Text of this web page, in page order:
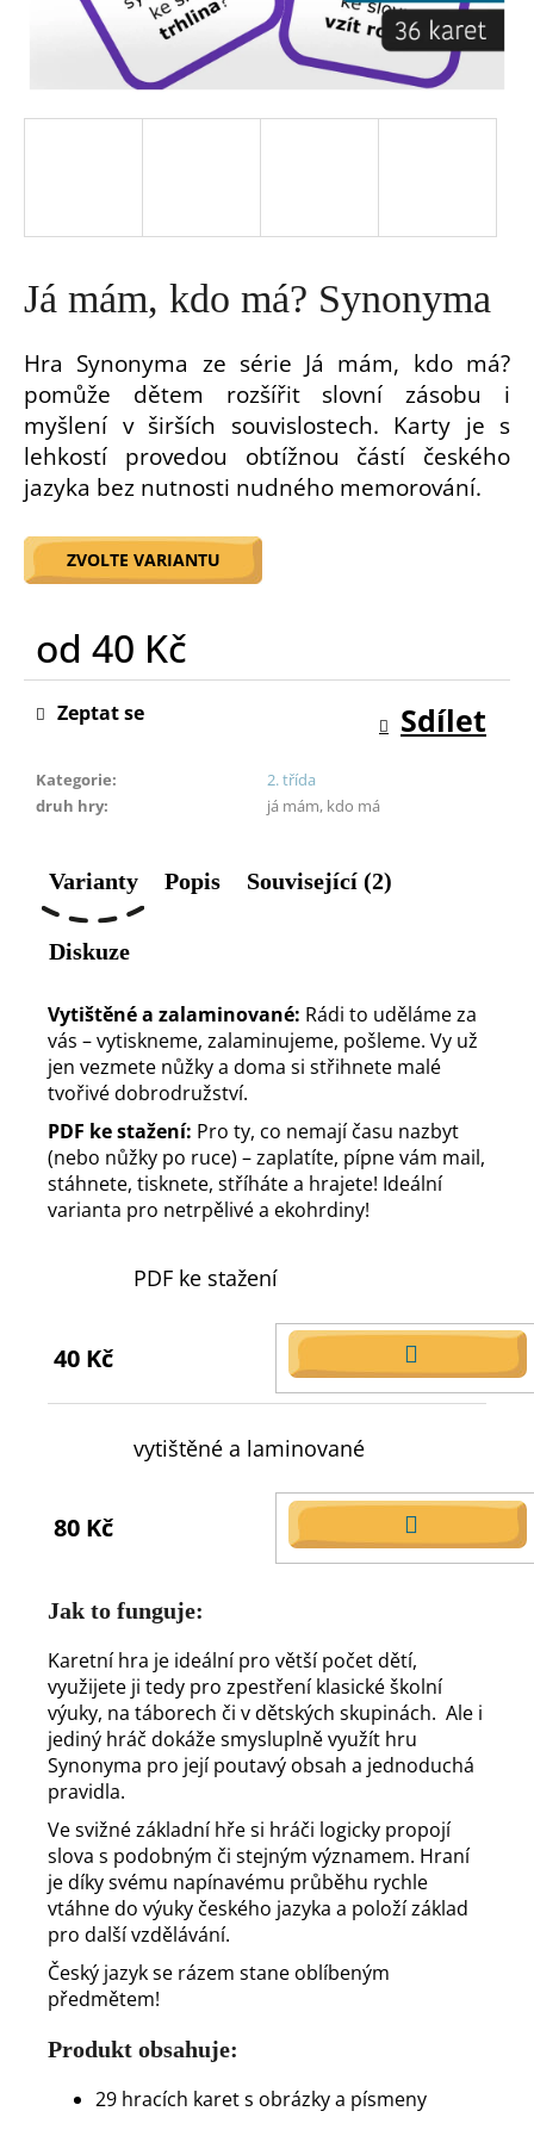
Já mám, kdo má? Synonyma
Hra Synonyma ze série Já mám, kdo má?
pomůže dětem rozšířit slovní zásobu i
myšlení v širších souvislostech. Karty je s
lehkostí provedou obtížnou částí českého
jazyka bez nutnosti nudného memorování.
ZVOLTE VARIANTU
od 40 Kč
Měrná
cena:
Kategorie:
2. třída
druh hry: já mám, kdo má
Zeptat se Sdílet
Varianty Popis Související (2)
Diskuze
Vytištěné a zalaminované: Rádi to uděláme za
vás – vytiskneme, zalaminujeme, pošleme. Vy už
jen vezmete nůžky a doma si střihnete malé
tvořivé dobrodružství.
PDF ke stažení: Pro ty, co nemají času nazbyt
(nebo nůžky po ruce) – zaplatíte, pípne vám mail,
stáhnete, tisknete, stříháte a hrajete! Ideální
varianta pro netrpělivé a ekohrdiny!
PDF ke stažení
40 Kč
DO
KOŠÍKU
vytištěné a laminované
80 Kč
DO
KOŠÍKU
Jak to funguje:
Karetní hra je ideální pro větší počet dětí,
využijete ji tedy pro zpestření klasické školní
výuky, na táborech či v dětských skupinách. Ale i
jediný hráč dokáže smysluplně využít hru
Synonyma pro její poutavý obsah a jednoduchá
pravidla.
Ve svižné základní hře si hráči logicky propojí
slova s podobným či stejným významem. Hraní
je díky svému napínavému průběhu rychle
vtáhne do výuky českého jazyka a položí základ
pro další vzdělávání.
Český jazyk se rázem stane oblíbeným
předmětem!
Produkt obsahuje:
29 hracích karet s obrázky a písmeny
t
HLEDAT
D
o
o
r
j